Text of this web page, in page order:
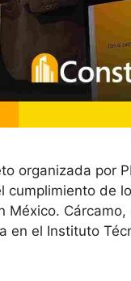
organizada por
cumplimiento de
México.
en el Instituto